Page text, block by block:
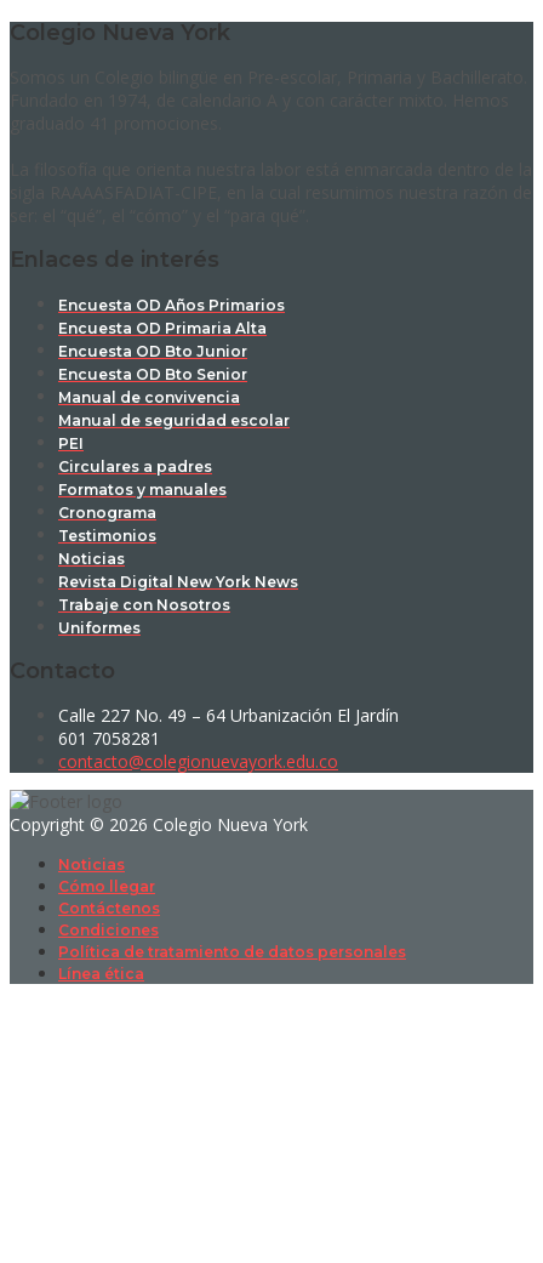
Colegio Nueva York
Enlaces de interés
Encuesta OD Años Primarios
Encuesta OD Primaria Alta
Encuesta OD Bto Junior
Encuesta OD Bto Senior
Manual de convivencia
Manual de seguridad escolar
PEI
Circulares a padres
Formatos y manuales
Cronograma
Testimonios
Noticias
Revista Digital New York News
Trabaje con Nosotros
Uniformes
Contacto
Calle 227 No. 49 – 64 Urbanización El Jardín
601 7058281
contacto@colegionuevayork.edu.co
Copyright © 2026 Colegio Nueva York
Noticias
Cómo llegar
Contáctenos
Condiciones
Política de tratamiento de datos personales
Línea ética